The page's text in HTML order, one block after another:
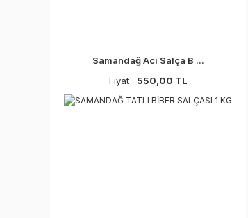
Samandağ Acı Salça B ...
Fiyat : 550,00 TL